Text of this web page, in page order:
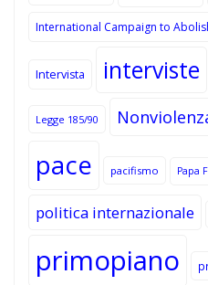
International Campaign to
Intervista interviste
Legge 185/90
pace pacifismo Papa
politica internazionale
primopiano